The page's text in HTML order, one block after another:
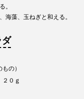
。
海藻、玉ねぎと和える。
ダ
の）
０ｇ